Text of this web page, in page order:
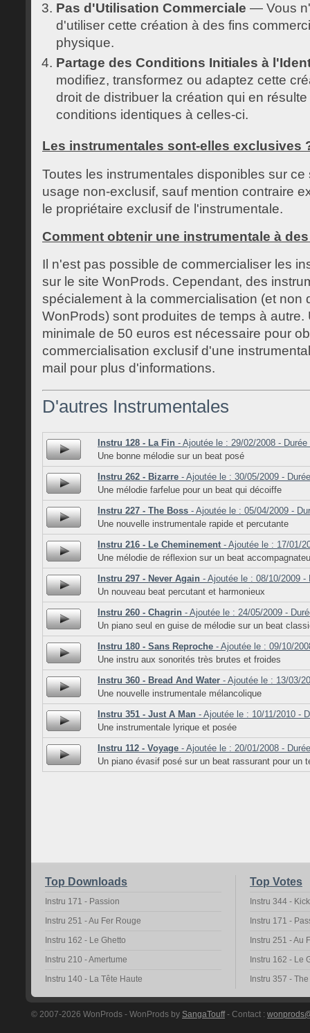
Pas d'Utilisation Commerciale — Vous
d'utiliser cette création à des fins
physique.
Partage des Conditions Initiales à
modifiez, transformez ou adaptez cette
droit de distribuer la création qui en
conditions identiques à celles-ci.
Les instrumentales sont-elles exclusives
Toutes les instrumentales disponibles sur
usage non-exclusif, sauf mention contraire
le propriétaire exclusif de l'instrumentale.
Comment obtenir une instrumentale à
Il n'est pas possible de commercialiser les
sur le site WonProds. Cependant, des
spécialement à la commercialisation (et non
WonProds) sont produites de temps à
minimale de 50 euros est nécessaire pour
commercialisation exclusif d'une
mail pour plus d'informations.
D'autres Instrumentales
Instru 128 - La Fin - Ajoutée le : 29/02/2008 - Durée
Une bonne mélodie sur un beat posé
Instru 262 - Bizarre - Ajoutée le : 30/05/2009 -
Une mélodie farfelue pour un beat qui décoiffe
Instru 227 - The Boss - Ajoutée le : 05/04/2009 -
Une nouvelle instrumentale rapide et percutante
Instru 216 - Le Cheminement - Ajoutée le : 17/01/
Une mélodie de réflexion sur un beat
Instru 297 - Never Again - Ajoutée le : 08/10/2009 -
Un nouveau beat percutant et harmonieux
Instru 260 - Chagrin - Ajoutée le : 24/05/2009 -
Un piano seul en guise de mélodie sur un beat
Instru 180 - Sans Reproche - Ajoutée le : 09/10/
Une instru aux sonorités très brutes et froides
Instru 360 - Bread And Water - Ajoutée le : 13/03/
Une nouvelle instrumentale mélancolique
Instru 351 - Just A Man - Ajoutée le : 10/11/2010 -
Une instrumentale lyrique et posée
Instru 112 - Voyage - Ajoutée le : 20/01/2008 -
Un piano évasif posé sur un beat rassurant pour un
Top Downloads
Instru 171 - Passion
Instru 251 - Au Fer Rouge
Instru 162 - Le Ghetto
Instru 210 - Amertume
Instru 140 - La Tête Haute
Top Votes
Instru 344 -
Instru 171 -
Instru 251 - Au
Instru 162 - Le
Instru 357 -
© 2007-2026 WonProds - WonProds by SangaTouff- Contact :